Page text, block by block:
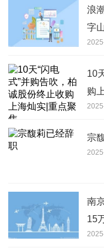
浪
字
10
购
宗
南
15